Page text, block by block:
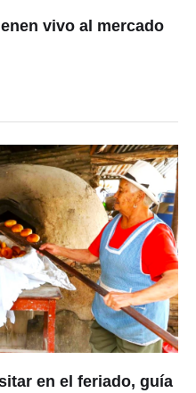
vivo al mercado
en el feriado, guía